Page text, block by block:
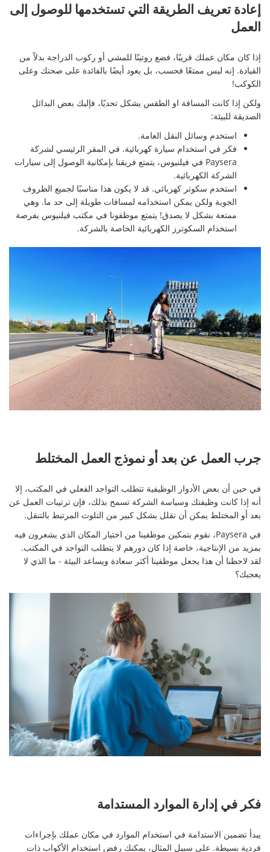
إعادة تعريف الطريقة التي تستخدمها للوصول إلى
العمل
إذا كان مكان عملك قريبًا، فضع روتينًا للمشي أو ركوب الدراجة بدلاً من
القيادة. إنه ليس ممتعًا فحسب، بل يعود أيضًا بالفائدة على صحتك وعلى
الكوكب!
ولكن إذا كانت المسافة او الطقس يشكل تحديًا، فإليك بعض البدائل
الصديقة للبيئة:
استخدم وسائل النقل العامة.
فكر في استخدام سيارة كهربائية. في المقر الرئيسي لشركة
Paysera في فيلنيوس، يتمتع فريقنا بإمكانية الوصول إلى سيارات
الشركة الكهربائية.
استخدم سكوتر كهربائي. قد لا يكون هذا مناسبًا لجميع الظروف
الجوية ولكن يمكن استخدامه لمسافات طويلة إلى حد ما. وهي
ممتعة بشكل لا يصدق! يتمتع موظفونا في مكتب فيلنيوس بفرصة
استخدام السكوترز الكهربائية الخاصة بالشركة.
جرب العمل عن بعد أو نموذج العمل المختلط
في حين أن بعض الأدوار الوظيفية تتطلب التواجد الفعلي في المكتب، إلا
أنه إذا كانت وظيفتك وسياسة الشركة تسمح بذلك، فإن ترتيبات العمل عن
بعد أو المختلط يمكن أن تقلل بشكل كبير من التلوث المرتبط بالتنقل.
في Paysera، نقوم بتمكين موظفينا من اختيار المكان الذي يشعرون فيه
بمزيد من الإنتاجية، خاصة إذا كان دورهم لا يتطلب التواجد في المكتب.
لقد لاحظنا أن هذا يجعل موظفينا أكثر سعادة ويساعد البيئة - ما الذي لا
يعجبك؟
فكر في إدارة الموارد المستدامة
يبدأ تضمين الاستدامة في استخدام الموارد في مكان عملك بإجراءات
فردية بسيطة. على سبيل المثال، يمكنك رفض استخدام الأكواب ذات